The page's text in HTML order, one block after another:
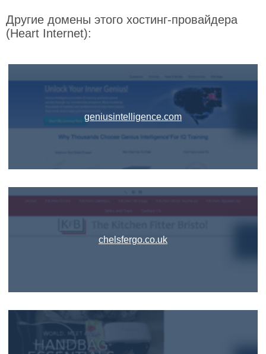
Другие домены этого хостинг-провайдера
(Heart Internet):
geniusintelligence.com
chelsfergo.co.uk